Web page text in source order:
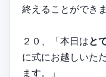
終えることができ
２０、「本日はと
に式にお越しいた
ます。」